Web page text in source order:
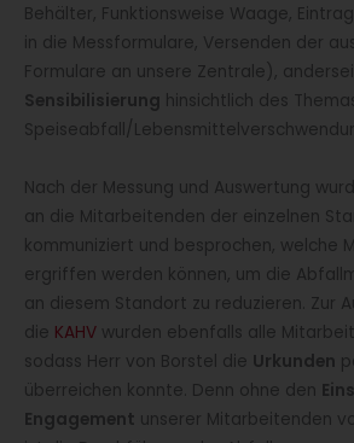
Behälter, Funktionsweise Waage,
in die Messformulare, Versenden der
Formulare an unsere Zentrale),
Sensibilisierung hinsichtlich des
Speiseabfall/
Nach der Messung und Auswertung
an die Mitarbeitenden der einzelnen
kommuniziert und besprochen, welche
ergriffen werden können, um die
an diesem Standort zu reduzieren. Zur
die KAHV wurden ebenfalls alle
sodass Herr von Borstel die Urkunden
überreichen konnte. Denn ohne den
Engagement unserer Mitarbeitenden